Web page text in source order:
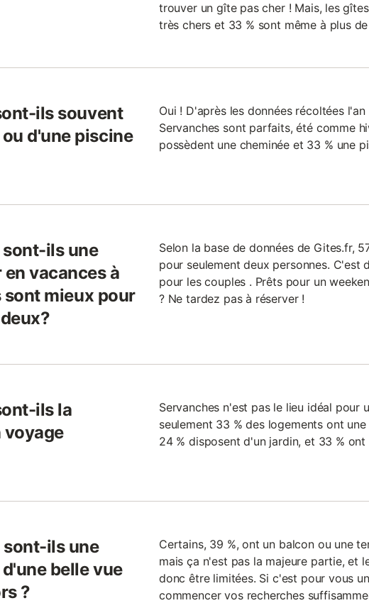
trouver un gîte pas cher ! Mais, les
très chers et 33 % sont même à plus
ils souvent
d'une piscine
Oui ! D'après les données récoltées
Servanches sont parfaits, été comme
possèdent une cheminée et 33 % une
sont-ils une
vacances à
mieux pour
Selon la base de données de Gites.fr,
pour seulement deux personnes.
pour les couples . Prêts pour un
? Ne tardez pas à réserver !
ils la
voyage
Servanches n'est pas le lieu idéal pour
seulement 33 % des logements ont
24 % disposent d'un jardin, et 33 % ont
sont-ils une
belle vue
?
Certains, 39 %, ont un balcon ou une
mais ça n'est pas la majeure partie, et
donc être limitées. Si c'est pour vous
commencer vos recherches